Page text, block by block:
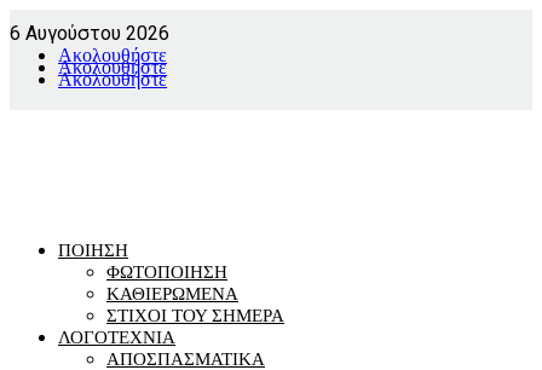
6 Αυγούστου 2026
Ακολουθήστε
Ακολουθήστε
Ακολουθήστε
ΠΟΙΗΣΗ
ΦΩΤΟΠΟΙΗΣΗ
ΚΑΘΙΕΡΩΜΕΝΑ
ΣΤΙΧΟΙ ΤΟΥ ΣΗΜΕΡΑ
ΛΟΓΟΤΕΧΝΙΑ
ΑΠΟΣΠΑΣΜΑΤΙΚΑ